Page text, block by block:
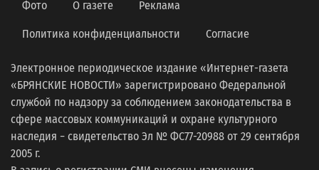
Фото О газете Реклама
Политика конфиденциальности Согласие
Электронное периодическое издание «Интернет-газета
«БРЯНСКИЕ НОВОСТИ» зарегистрировано Федеральной
службой по надзору за соблюдением законодательства в
сфере массовых коммуникаций и охране культурного
наследия − свидетельство Эл № ФС77-20988 от 29 сентября
2005 г.